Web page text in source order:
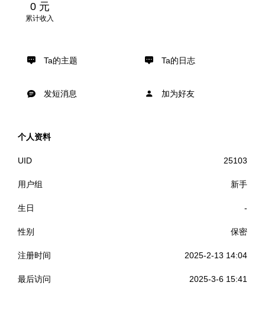
0 元
累计收入
Ta的主题 Ta的日志
发短消息 加为好友
个人资料
UID 25103
用户组 新手
生日 -
性别 保密
注册时间 2025-2-13 14:04
最后访问 2025-3-6 15:41